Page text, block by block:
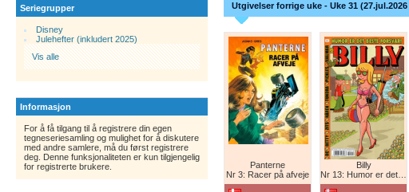
Seriegrupper
Disney
Julehefter (inkludert 2025)
Vis alle
Informasjon
For å få tilgang til å registrere din egen
tegneseriesamling og mulighet for å diskutere
med andre samlere, må du først registrere
deg. Denne funksjonaliteten er kun tilgjengelig
for registrerte brukere.
Utgivelser forrige uke - Uke 31 (27.jul.2026
Panterne
Nr 3: Racer på afveje
Billy
Nr 13: Humor er det beste forsvar!